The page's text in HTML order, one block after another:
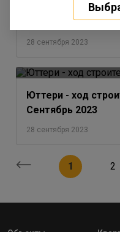
IQ Гатчина - ход
Сентябрь 2023
28 сентября 2023
Юттери - ход
Сентябрь 2023
28 сентября 2023
1 2